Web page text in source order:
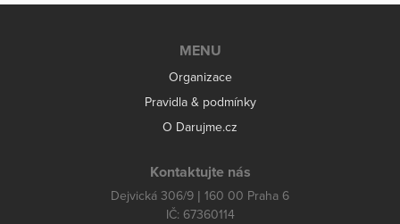
MENU
Organizace
Pravidla & podmínky
O Darujme.cz
Kontaktujte nás
Dejvická 306/9 | 160 00 Praha 6
IČ: 67360114